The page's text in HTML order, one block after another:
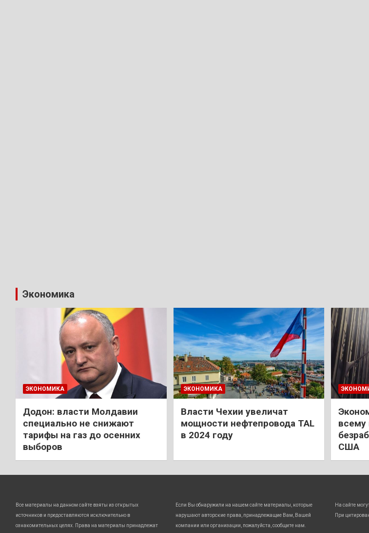
Экономика
ЭКОНОМИКА
Додон: власти Молдавии
специально не снижают
тарифы на газ до осенних
выборов
ЭКОНОМИКА
Власти Чехии увеличат
мощности нефтепровода TAL
в 2024 году
США
Все материалы на данном сайте взяты из открытых
источников и предоставляются исключительно в
ознакомительных целях. Права на материалы принадлежат
Если Вы обнаружили на нашем сайте материалы, которые
нарушают авторские права, принадлежащие Вам, Вашей
компании или организации, пожалуйста, сообщите нам.
На сайте
При